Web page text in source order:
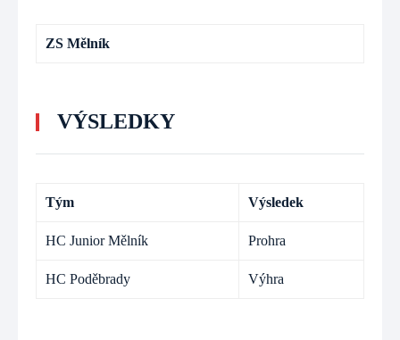
ZS Mělník
VÝSLEDKY
Tým Výsledek
HC Junior Mělník Prohra
HC Poděbrady Výhra